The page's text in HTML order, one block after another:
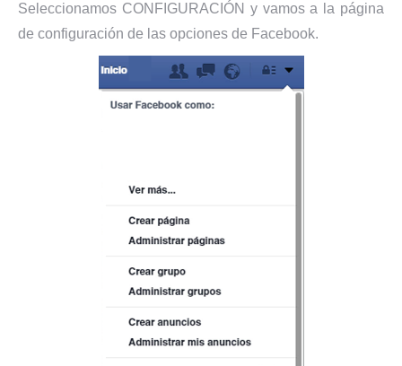
Seleccionamos CONFIGURACIÓN y vamos a la página
de configuración de las opciones de Facebook.